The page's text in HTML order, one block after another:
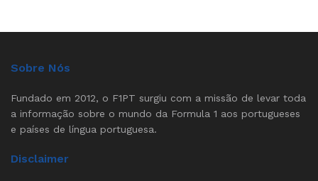
Sobre Nós
Fundado em 2012, o F1PT surgiu com a missão de levar toda
a informação sobre o mundo da Formula 1 aos portugueses
e países de língua portuguesa.
Disclaimer